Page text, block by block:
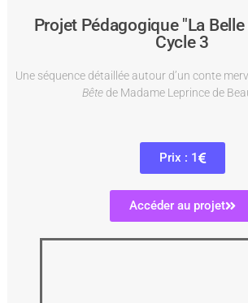
Projet Pédagogique "La
Cycle 3
Une séquence détaillée autour d’un conte
Bête de Madame Leprince de
Prix : 1
Accéder au projet